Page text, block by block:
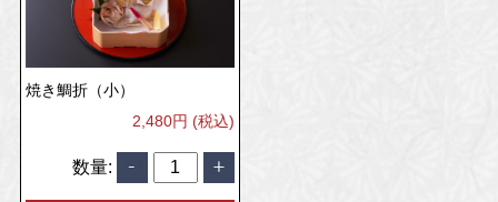
焼き鯛折（小）
2,480円 (税込)
数量: